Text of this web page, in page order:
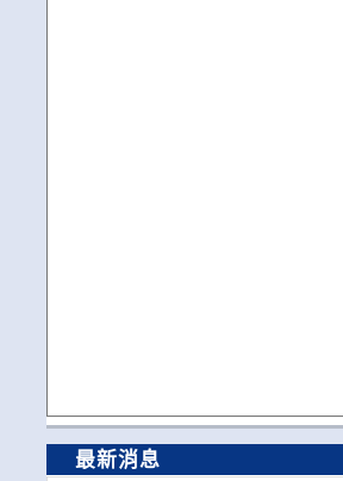
最新消息